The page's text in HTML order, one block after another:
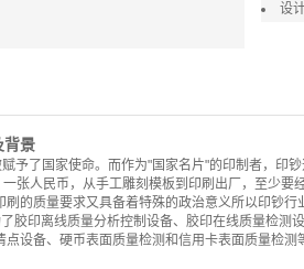
设
背景
予了国家使命。而作为"国家名片"的印制者，印
张人民币，从手工雕刻模板到印刷出厂，至少
的质量要求又具备着特殊的政治意义所以印钞行
胶印离线质量分析控制设备、胶印在线质量检测
点设备、硬币表面质量检测和信用卡表面质量检